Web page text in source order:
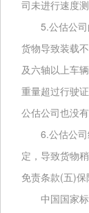
司未进行速度
5.公估公
货物导致装载
及六轴以上车
重量超过行驶
公估公司也没
6.公估公
定，导致货物
免责条款(五)保
中国国家标